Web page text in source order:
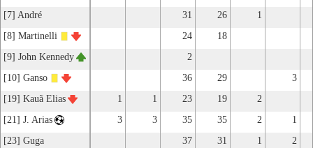
[7] André
31 26
1
[8] Martinelli
24
18
[9] John Kennedy
2
[10] Ganso
36 29
3
[19] Kauã Elias
1 1 23 19
2
[21] J. Arias
3 3 35 35 2
1
[23] Guga
37 31 1
2